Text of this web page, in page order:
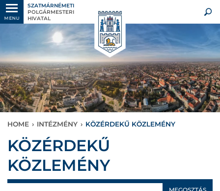
MENU
SZATMÁRNÉMETI
POLGÁRMESTERI
HIVATAL
HOME › INTÉZMÉNY › KÖZÉRDEKŰ KÖZLEMÉNY
KÖZÉRDEKŰ
KÖZLEMÉNY